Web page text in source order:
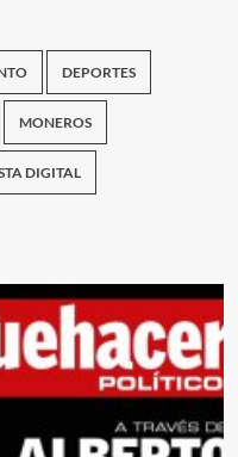
DEPORTES
MONEROS
DIGITAL